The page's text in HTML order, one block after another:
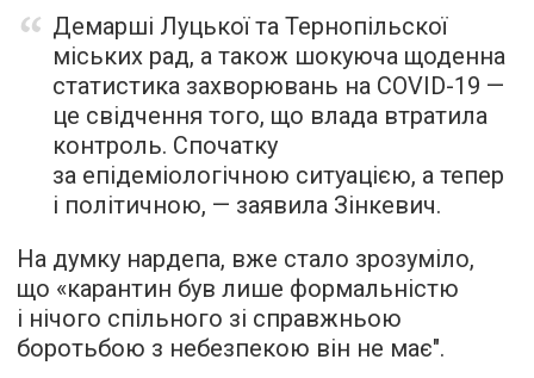
Демарші Луцької та Тернопільскої
міських рад, а також шокуюча щоденна
статистика захворювань на COVID-19 —
це свідчення того, що влада втратила
контроль. Спочатку
за епідеміологічною ситуацією, а тепер
і політичною, — заявила Зінкевич.
На думку нардепа, вже стало зрозуміло,
що «карантин був лише формальністю
і нічого спільного зі справжньою
боротьбою з небезпекою він не має".